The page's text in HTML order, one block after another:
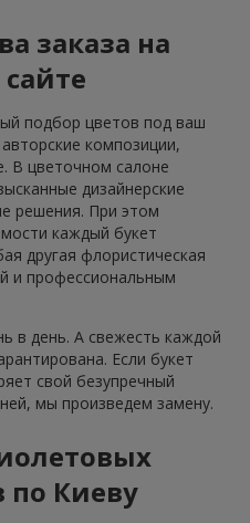
заказа на
подбор цветов под ваш
композиции,
В цветочном салоне
дизайнерские
решения. При этом
каждый букет
другая флористическая
и профессиональным
в день. А свежесть каждой
Если букет
свой безупречный
мы произведем замену.
по Киеву